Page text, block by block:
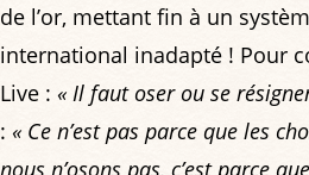
de l’or, mettant fin à un
international inadapté ! Pour
Live : « Il faut oser ou se
: « Ce n’est pas parce que les
nous n’osons pas, c’est parce